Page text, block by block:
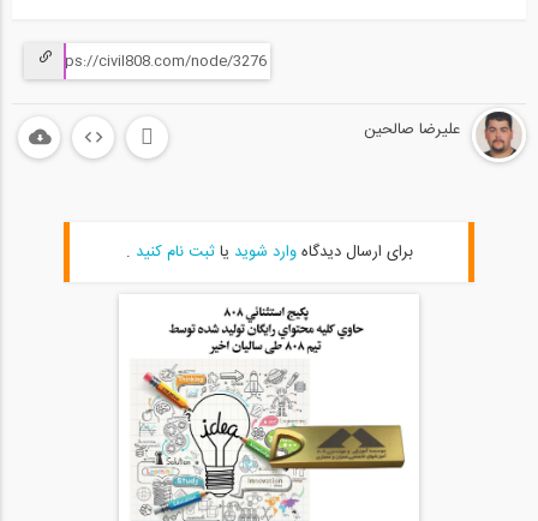
علیرضا صالحین
برای ارسال دیدگاهوارد شوید یاثبت نام کنید .